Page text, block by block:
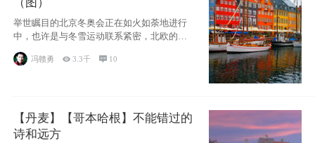
举世瞩目的北京冬奥会正在如火如荼地进行
中，也许是与冬雪运动联系紧密，北欧的一
些国家因
冯赣勇 3.3千  10
【丹麦】【哥本哈根】不能错过的
诗和远方